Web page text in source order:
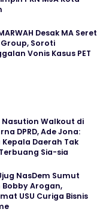
Desak MA Seret
Group, Soroti
Vonis Kasus PET
Nasution Walkout di
DPRD, Ade Jona:
Daerah Tak
Sia-sia
NasDem Sumut
Bobby Arogan,
USU Curiga Bisnis